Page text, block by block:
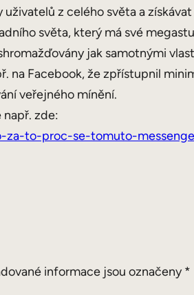
z celého světa a
světa, který má své
jak samotnými
na Facebook, že zpřístupnil
veřejného mínění.
zde:
to-proc-se-tomuto-
informace jsou označeny*